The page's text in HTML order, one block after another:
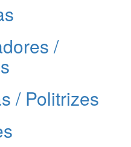
/
/ Politrizes